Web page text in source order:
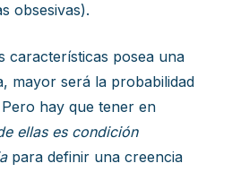
obsesivas).
características posea una
mayor será la probabilidad
hay que tener en
ellas es condición
para definir una creencia